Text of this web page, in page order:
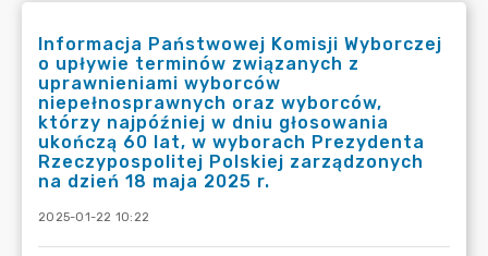
Informacja Państwowej Komisji Wyborczej
o upływie terminów związanych z
uprawnieniami wyborców
niepełnosprawnych oraz wyborców,
którzy najpóźniej w dniu głosowania
ukończą 60 lat, w wyborach Prezydenta
Rzeczypospolitej Polskiej zarządzonych
na dzień 18 maja 2025 r.
2025-01-22 10:22